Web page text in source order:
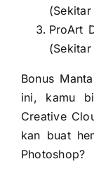
ProArt
Bonus
ini, kamu
Creative
kan buat
Photoshop?